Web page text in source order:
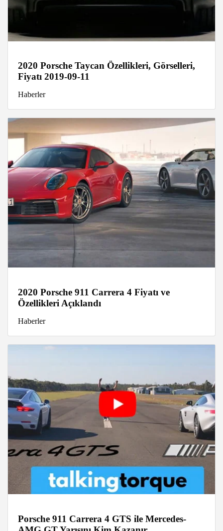
2020 Porsche Taycan Özellikleri, Görselleri,
Fiyatı 2019-09-11
Haberler
2020 Porsche 911 Carrera 4 Fiyatı ve
Özellikleri Açıklandı
Haberler
Porsche 911 Carrera 4 GTS ile Mercedes-